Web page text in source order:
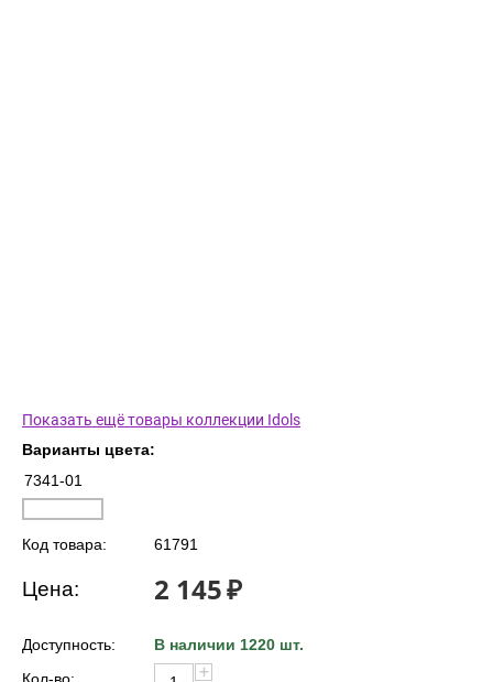
Показать ещё товары коллекции Idols
Варианты цвета:
7341-01
Код товара: 61791
Цена: 2 145₽
Доступность:
В наличии 1220 шт.
+